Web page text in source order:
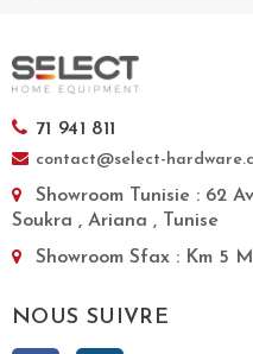
71 941 811
contact@select-
Showroom Tunisie : 62
Soukra , Ariana , Tunise
Showroom Sfax : Km 5
NOUS SUIVRE